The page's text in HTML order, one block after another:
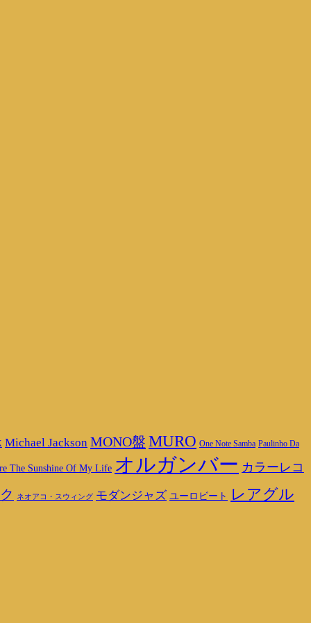
Michael Jackson MONO盤 MURO One Note Samba Paulinho Da
The Sunshine Of My Life オルガンバー カラーレコ
ネオアコ・スウィング モダンジャズ ユーロビート レアグル